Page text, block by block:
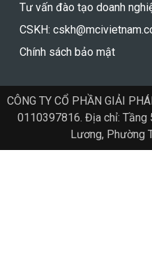
Tư vấn đào tạo doanh
CSKH:
Chính sách bảo mật
CÔNG TY CỔ PHẦN GIẢI
0110397816. Địa chỉ: Tầng
Lương, Phường